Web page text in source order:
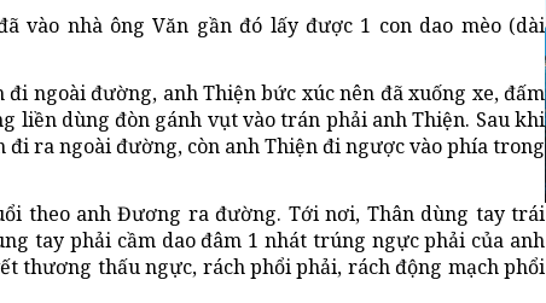
vào nhà ông Văn gần đó lấy được 1 con dao mèo (dài
ngoài đường, anh Thiện bức xúc nên đã xuống xe, đấm
liền dùng đòn gánh vụt vào trán phải anh Thiện. Sau khi
ra ngoài đường, còn anh Thiện đi ngược vào phía trong
theo anh Đương ra đường. Tới nơi, Thân dùng tay trái
tay phải cầm dao đâm 1 nhát trúng ngực phải của anh
thương thấu ngực, rách phổi phải, rách động mạch phổi